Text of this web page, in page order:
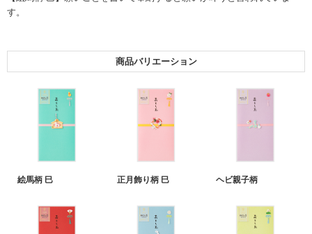
す。
商品バリエーション
絵馬柄 巳 正月飾り柄 巳 ヘビ親子柄